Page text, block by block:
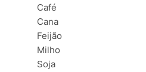
Café
Cana
Feijão
Milho
Soja